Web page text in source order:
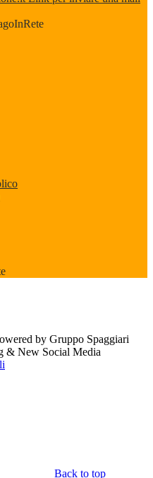
by Gruppo Spaggiari
& New Social Media
Back to top